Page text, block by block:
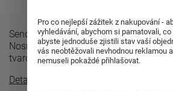
Sendvičová matrace s jádrem z
Nosné vrstvy matrace tvoří pěna
tvarovaná do masážních nopů ...
Detailní popis
Pro co nejlepší zážitek z nakupování -
vyhledávání, abychom si pamatovali,
abyste jednoduše zjistili stav vaší
vás neobtěžovali nevhodnou reklamou
nemuseli pokaždé přihlašovat.